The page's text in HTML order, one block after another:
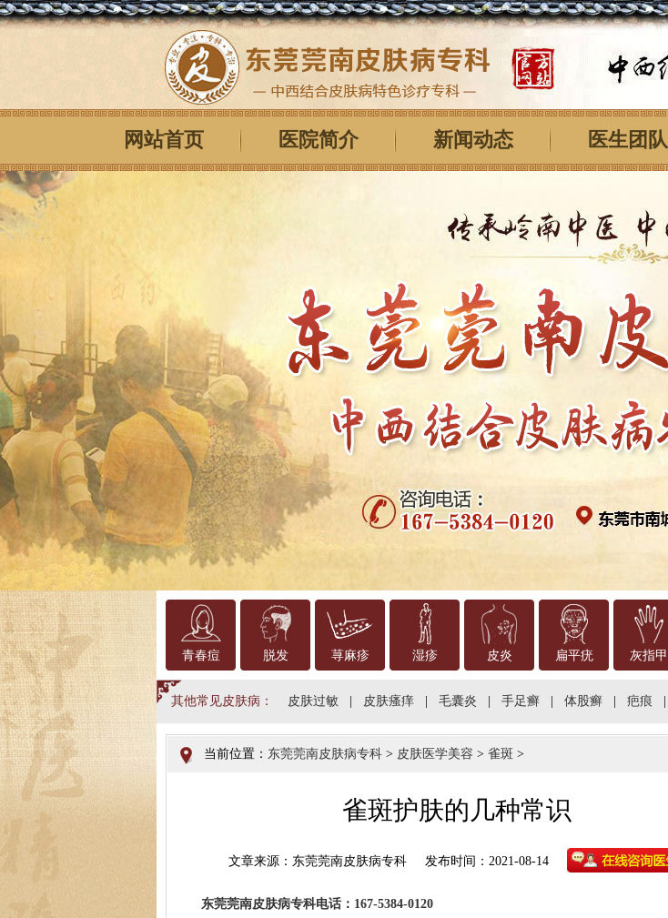
网站首页 医院简介 新闻动态 医生团队
青春痘 脱发 荨麻疹 湿疹 皮炎 扁平疣 灰指甲
其他常见皮肤病： 皮肤过敏 皮肤瘙痒 毛囊炎 手足癣 体股癣 疤痕
当前位置： 东莞莞南皮肤病专科 > 皮肤医学美容 > 雀斑 >
雀斑护肤的几种常识
文章来源：东莞莞南皮肤病专科 发布时间：2021-08-14
东莞莞南皮肤病专科电话：167-5384-0120